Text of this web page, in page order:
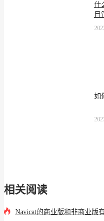
什
目
如
相关阅读
Navicat的商业版和非商业版